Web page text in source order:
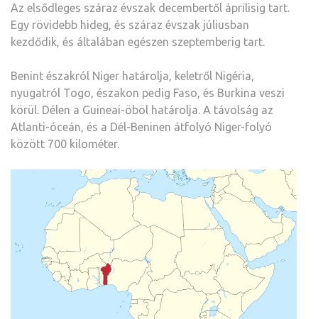
Az elsődleges száraz évszak decembertől áprilisig tart.
Egy rövidebb hideg, és száraz évszak júliusban
kezdődik, és általában egészen szeptemberig tart.
Benint északról Niger határolja, keletről Nigéria,
nyugatról Togo, északon pedig Faso, és Burkina veszi
körül. Délen a Guineai-öböl határolja. A távolság az
Atlanti-óceán, és a Dél-Beninen átfolyó Niger-folyó
között 700 kilométer.